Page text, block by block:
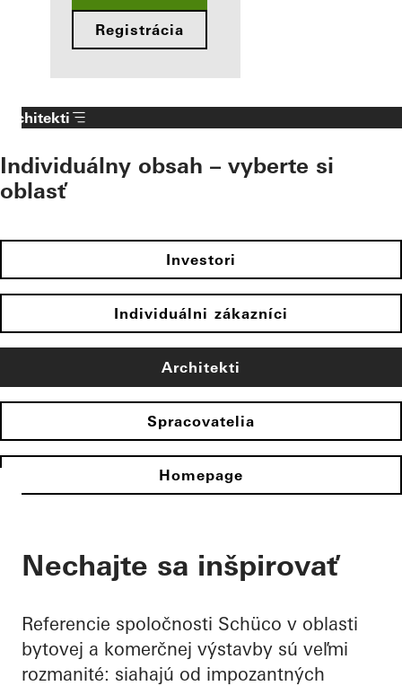
Registrácia
Architekti
Individuálny obsah – vyberte si
oblasť
Investori
Individuálni zákazníci
Architekti
Spracovatelia
Homepage
Nechajte sa inšpirovať
Referencie spoločnosti Schüco v oblasti
bytovej a komerčnej výstavby sú veľmi
rozmanité: siahajú od impozantných